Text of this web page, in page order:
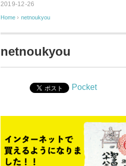
2019-12-26
Home › netnoukyou
netnoukyou
Pocket